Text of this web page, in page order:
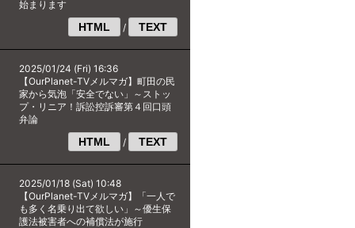
始まります
HTML / TEXT
2025/01/24 (Fri) 16:36
【OurPlanet-TVメルマガ】町田の民
家から気泡「安全でない」～ストッ
プ・リニア！訴訟控訴審第４回口頭
弁論
HTML / TEXT
2025/01/18 (Sat) 10:48
【OurPlanet-TVメルマガ】「一人で
も多く名乗り出て欲しい」～優生保
護法被害者への補償法が施行